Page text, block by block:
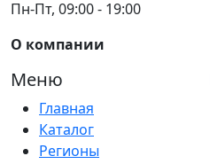
Пн-Пт, 09:00 - 19:00
О компании
Меню
Главная
Каталог
Регионы